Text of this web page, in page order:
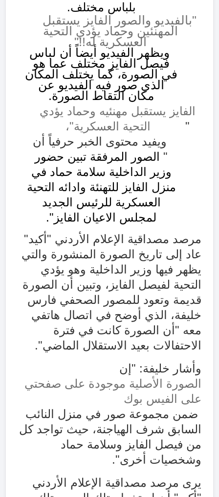
بلباس مختلف.
"بالفيديو والصور الفايز يستقبل
المهنئين وحماد يؤدي التحية
العسكرية له!!
"
ويظهر الفيديو أيضاً أن لباس
فيصل الفايز مختلف عما هو
في الصورة، كما يختلف المكان
الذي صور فيه الفيديو عن
مكان التقاط الصورة.
"
الفايز يستقبل مهنئيه وحماد يؤدي
التحية العسكرية"،
ويفيد محتوى الخبر حرفياً أن
" الصور المرفقة تبين حضور
وزير الداخلية سلامة حماد في
منزل الفايز للتهنئة وادائه التحية
العسكرية للرئيس الجديد
لمجلس الاعيان الفايز ".
مرصد مصداقية الإعلام الأردني "أكيد"
عاد إلى تاريخ الصورة المنشورة والتي
يظهر فيها وزير الداخلية وهو يؤدي
التحية لفيصل الفايز، وتبين أن الصورة
قديمة وتعود للمصور الصحفي فارس
خليفة، الذي أوضح في اتصال هاتفي
معه "أن الصورة كانت في فترة
الاحتفالات بعيد الاستقلال الماضي".
وأشار خليفة: "إن
الصورة الأصلية موجودة على صفحتي
على الفيس بوك
ضمن مجموعة صور في منزل النائب
السابق شرف الهياجنة، حيث تواجد كل
من فيصل الفايز وسلامة حماد
وشخصيات أخرى".
يرى مرصد مصداقية الإعلام الأردني